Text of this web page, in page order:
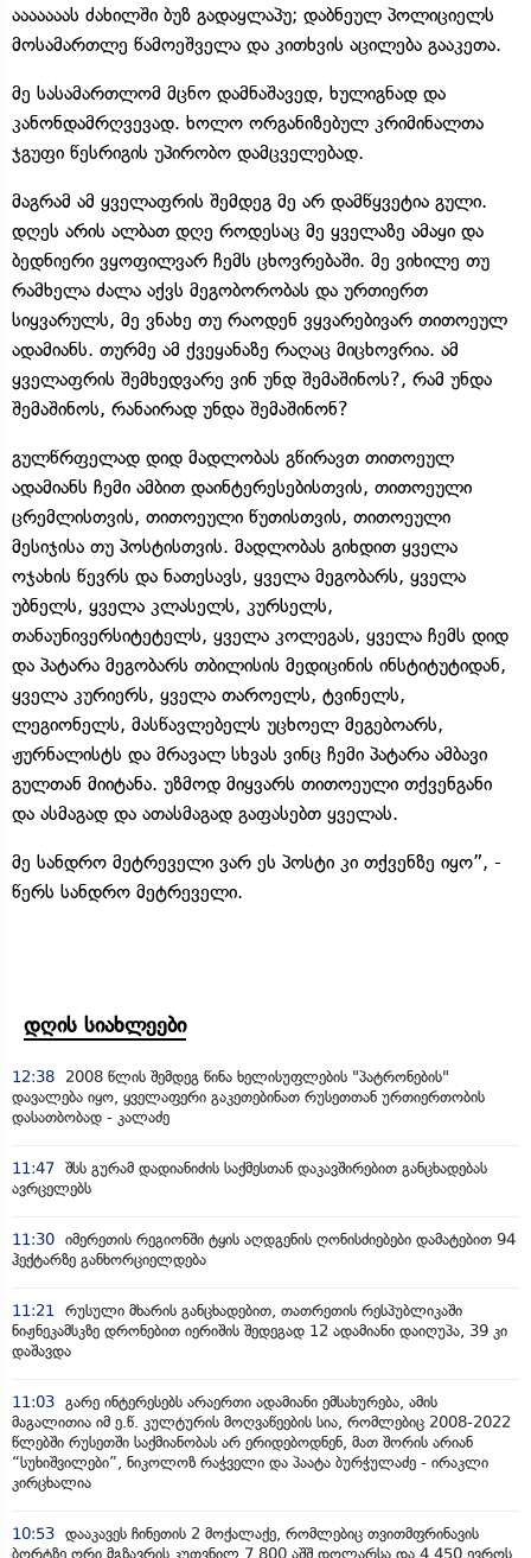
ააააააას ძახილში ბუზ გადაყლაპუ; დაბნეულ პოლიციელს
მოსამართლე წამოეშველა და კითხვის აცილება გააკეთა.
მე სასამართლომ მცნო დამნაშავედ, ხულიგნად და
კანონდამრღვევად. ხოლო ორგანიზებულ კრიმინალთა
ჯგუფი წესრიგის უპირობო დამცველებად.
მაგრამ ამ ყველაფრის შემდეგ მე არ დამწყვეტია გული.
დღეს არის ალბათ დღე როდესაც მე ყველაზე ამაყი და
ბედნიერი ვყოფილვარ ჩემს ცხოვრებაში. მე ვიხილე თუ
რამხელა ძალა აქვს მეგობორობას და ურთიერთ
სიყვარულს, მე ვნახე თუ რაოდენ ვყვარებივარ თითოეულ
ადამიანს. თურმე ამ ქვეყანაზე რაღაც მიცხოვრია. ამ
ყველაფრის შემხედვარე ვინ უნდ შემაშინოს?, რამ უნდა
შემაშინოს, რანაირად უნდა შემაშინონ?
გულწრფელად დიდ მადლობას გწირავთ თითოეულ
ადამიანს ჩემი ამბით დაინტერესებისთვის, თითოეული
ცრემლისთვის, თითოეული წუთისთვის, თითოეული
მესიჯისა თუ პოსტისთვის. მადლობას გიხდით ყველა
ოჯახის წევრს და ნათესავს, ყველა მეგობარს, ყველა
უბნელს, ყველა კლასელს, კურსელს,
თანაუნივერსიტეტელს, ყველა კოლეგას, ყველა ჩემს დიდ
და პატარა მეგობარს თბილისის მედიცინის ინსტიტუტიდან,
ყველა კურიერს, ყველა თაროელს, ტვინელს,
ლეგიონელს, მასწავლებელს უცხოელ მეგებოარს,
ჟურნალისტს და მრავალ სხვას ვინც ჩემი პატარა ამბავი
გულთან მიიტანა. უზმოდ მიყვარს თითოეული თქვენგანი
და ასმაგად და ათასმაგად გაფასებთ ყველას.
მე სანდრო მეტრეველი ვარ ეს პოსტი კი თქვენზე იყო”, -
წერს სანდრო მეტრეველი.
დღის სიახლეები
12:38
2008 წლის შემდეგ წინა ხელისუფლების "პატრონების"
დავალება იყო, ყველაფერი გაკეთებინათ რუსეთთან ურთიერთობის
დასათბობად - კალაძე
11:47 შსს გურამ დადიანიძის საქმესთან დაკავშირებით განცხადებას
ავრცელებს
11:30 იმერეთის რეგიონში ტყის აღდგენის ღონისძიებები დამატებით 94
ჰექტარზე განხორციელდება
11:21
რუსული მხარის განცხადებით, თათრეთის რესპუბლიკაში
ნიჟნეკამსკზე დრონებით იერიშის შედეგად 12 ადამიანი დაიღუპა, 39 კი
დაშავდა
11:03 გარე ინტერესებს არაერთი ადამიანი ემსახურება, ამის
მაგალითია იმ ე.წ. კულტურის მოღვაწეების სია, რომლებიც 2008-2022
წლებში რუსეთში საქმიანობას არ ერიდებოდნენ, მათ შორის არიან
“სუხიშვილები”, ნიკოლოზ რაჭველი და პაატა ბურჭულაძე - ირაკლი
კირცხალია
10:53 დააკავეს ჩინეთის 2 მოქალაქე, რომლებიც თვითმფრინავის
ბორტზე ორი მგზავრის კუთვნილ 7 800 აშშ დოლარსა და 4 450 ევროს